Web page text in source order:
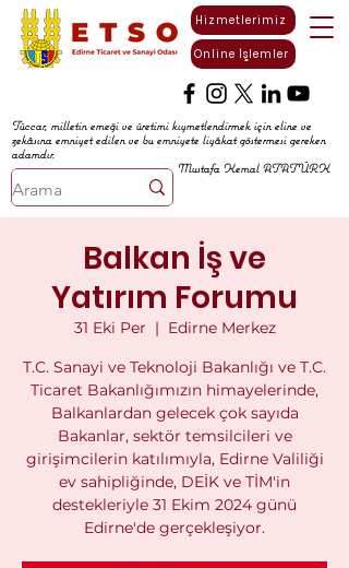
Online İşlemler
Hizmetlerimiz
Tüccar, milletin emeği ve üretimi kıymetlendirmek için eline ve
zekâsına emniyet edilen ve bu emniyete liyâkat göstermesi gereken
adamdır.
Mustafa Kemal ATATÜRK
Balkan İş ve
Yatırım Forumu
31 Eki Per
  |
Edirne Merkez
T.C. Sanayi ve Teknoloji Bakanlığı ve T.C.
Ticaret Bakanlığımızın himayelerinde,
Balkanlardan gelecek çok sayıda
Bakanlar, sektör temsilcileri ve
girişimcilerin katılımıyla, Edirne Valiliği
ev sahipliğinde, DEİK ve TİM'in
destekleriyle 31 Ekim 2024 günü
Edirne'de gerçekleşiyor.